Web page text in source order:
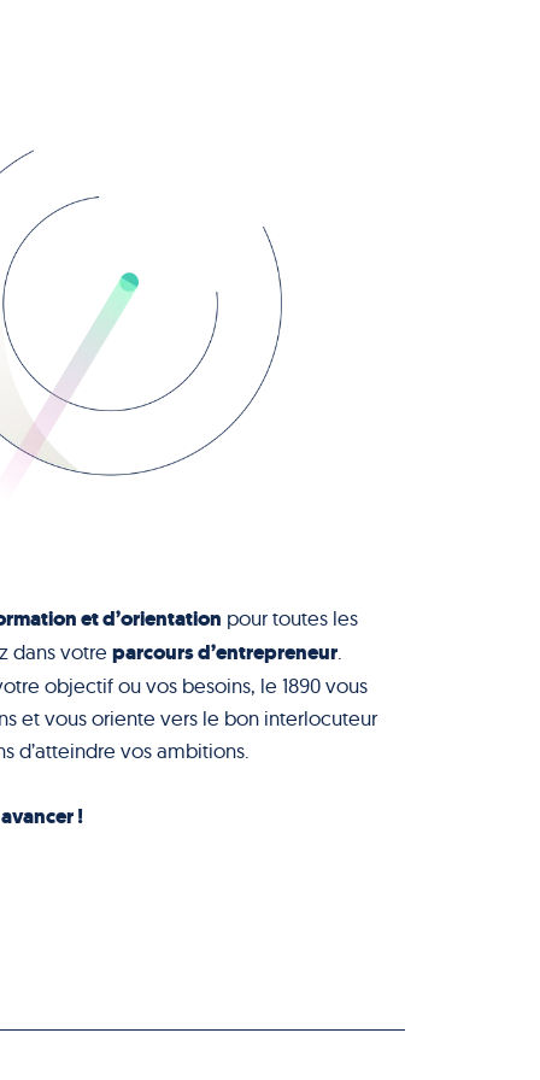
et d’orientation pour toutes les
dans votre parcours d’entrepreneur
objectif ou vos besoins, le 1890 vous
et vous oriente vers le bon interlocuteur
d’atteindre vos ambitions.
!